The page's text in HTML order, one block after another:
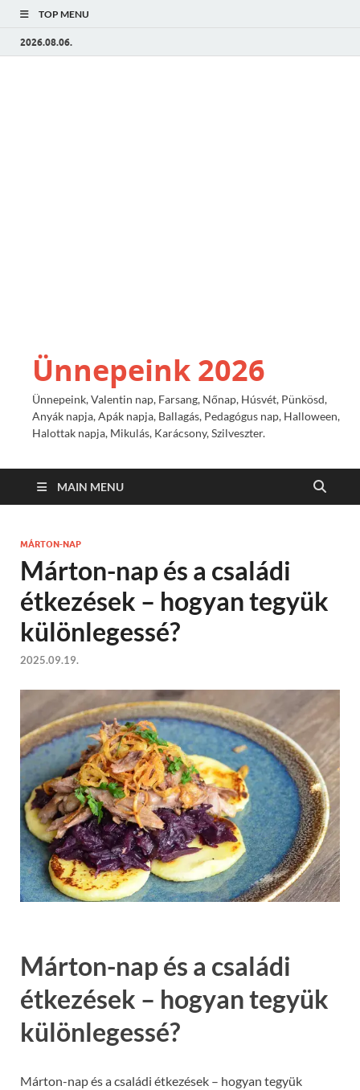
TOP MENU
2026.08.06.
Ünnepeink 2026
Ünnepeink, Valentin nap, Farsang, Nőnap, Húsvét, Pünkösd,
Anyák napja, Apák napja, Ballagás, Pedagógus nap, Halloween,
Halottak napja, Mikulás, Karácsony, Szilveszter.
MAIN MENU
MÁRTON-NAP
Márton-nap és a családi
étkezések – hogyan tegyük
különlegessé?
2025.09.19.
Márton-nap és a családi
étkezések – hogyan tegyük
különlegessé?
Márton-nap és a családi étkezések – hogyan tegyük